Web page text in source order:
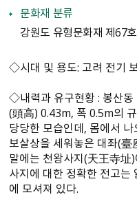
문화재 분류
강원도 유형문화재 제67호
◇시대 및 용도: 고려 전기
◇내력과 유구현황 : 봉산
(頭高) 0.43m, 폭 0.5m의
당당한 모습인데, 몸에서
보살상을 세워놓은 대좌(
말에는 천왕사지(天王寺址
사지에 대한 정확한 전고
에 모셔져 있다.